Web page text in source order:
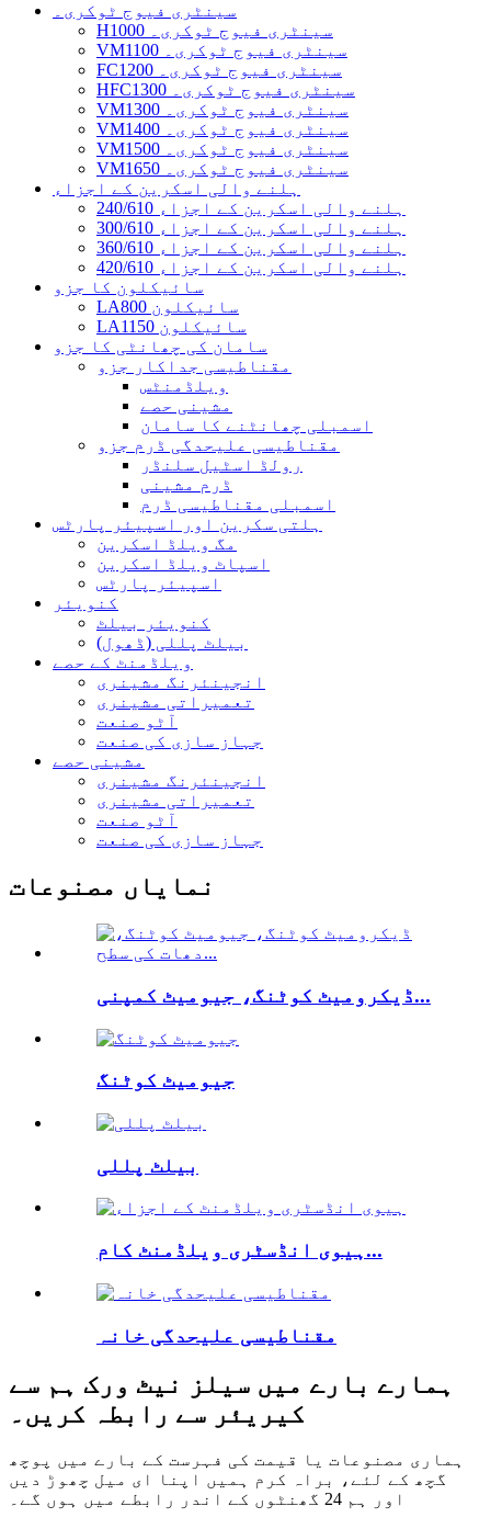
سینٹری فیوج ٹوکری۔
H1000 سینٹری فیوج ٹوکری۔
VM1100 سینٹری فیوج ٹوکری۔
FC1200 سینٹری فیوج ٹوکری۔
HFC1300 سینٹری فیوج ٹوکری۔
VM1300 سینٹری فیوج ٹوکری۔
VM1400 سینٹری فیوج ٹوکری۔
VM1500 سینٹری فیوج ٹوکری۔
VM1650 سینٹری فیوج ٹوکری۔
ہلنے والی اسکرین کے اجزاء
240/610 ہلنے والی اسکرین کے اجزاء
300/610 ہلنے والی اسکرین کے اجزاء
360/610 ہلنے والی اسکرین کے اجزاء
420/610 ہلنے والی اسکرین کے اجزاء
سائیکلون کا جزو
LA800 سائیکلون
LA1150 سائیکلون
سامان کی چھانٹی کا جزو
مقناطیسی جداکار جزو
ویلڈمنٹس
مشینی حصے
اسمبلی چھانٹنے کا سامان
مقناطیسی علیحدگی ڈرم جزو
رولڈ اسٹیل سلنڈر
ڈرم مشینی
اسمبلی مقناطیسی ڈرم
ہلتی سکرین اور اسپیئر پارٹس
مگ ویلڈ اسکرین
اسپاٹ ویلڈ اسکرین
اسپیئر پارٹس
کنویئر
کنویئر بیلٹ
بیلٹ پللی (ڈھول)
ویلڈمنٹ کے حصے
انجینئرنگ مشینری
تعمیراتی مشینری
آٹو صنعت
جہاز سازی کی صنعت
مشینی حصے
انجینئرنگ مشینری
تعمیراتی مشینری
آٹو صنعت
جہاز سازی کی صنعت
نمایاں مصنوعات
ڈیکرومیٹ کوٹنگ، جیومیٹ کمپنی...
جیومیٹ کوٹنگ
بیلٹ پللی
ہیوی انڈسٹری ویلڈمنٹ کام...
مقناطیسی علیحدگی خانہ
ہمارے بارے میں سیلز نیٹ ورک ہم سے
کیریئر سے رابطہ کریں۔
ہماری مصنوعات یا قیمت کی فہرست کے بارے میں پوچھ
گچھ کے لئے، براہ کرم ہمیں اپنا ای میل چھوڑ دیں
اور ہم 24 گھنٹوں کے اندر رابطے میں ہوں گے۔